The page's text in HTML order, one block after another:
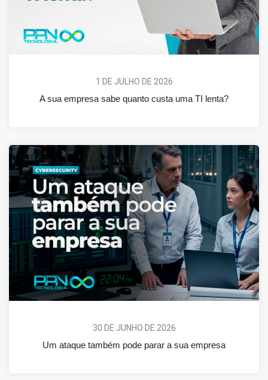
1 DE JULHO DE 2026
A sua empresa sabe quanto custa uma TI lenta?
30 DE JUNHO DE 2026
Um ataque também pode parar a sua empresa